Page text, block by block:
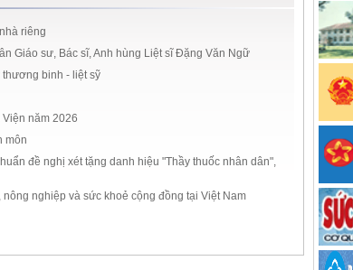
riêng
Giáo sư, Bác sĩ, Anh hùng Liệt sĩ Đặng Văn Ngữ
binh - liệt sỹ
năm 2026
môn
đề nghị xét tặng danh hiệu "Thầy thuốc nhân dân",
nghiệp và sức khoẻ cộng đồng tại Việt Nam